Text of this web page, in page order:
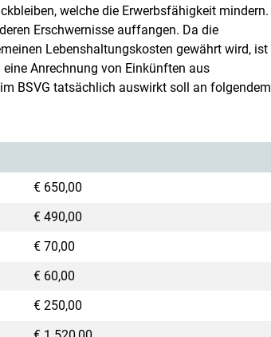
welche die Erwerbsfähigkeit mindern.
Erschwernisse auffangen. Da die
Lebenshaltungskosten gewährt wird, ist
Anrechnung von Einkünften aus
BSVG tatsächlich auswirkt soll an folgendem
€ 650,00
€ 490,00
€ 70,00
€ 60,00
€ 250,00